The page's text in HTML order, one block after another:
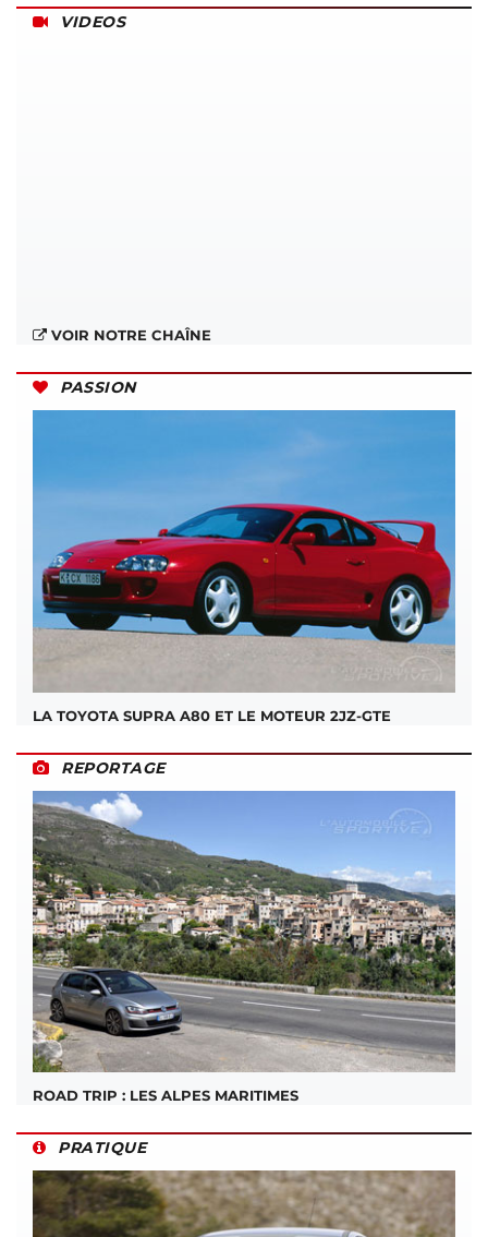
VIDEOS
VOIR NOTRE CHAÎNE
PASSION
LA TOYOTA SUPRA A80 ET LE MOTEUR 2JZ-GTE
REPORTAGE
ROAD TRIP : LES ALPES MARITIMES
PRATIQUE